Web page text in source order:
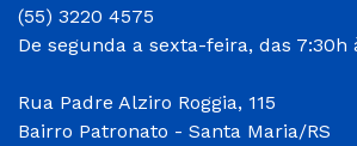
(55) 3220 4575
De segunda a sexta-feira, das 7:30h
Rua Padre Alziro Roggia, 115
Bairro Patronato - Santa Maria/RS